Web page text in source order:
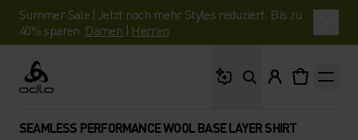
Summer Sale | Jetzt noch mehr Styles reduziert. Bis zu
40% sparen. Damen | Herren
Odlo
SEAMLESS PERFORMANCE WOOL BASE LAYER SHIRT